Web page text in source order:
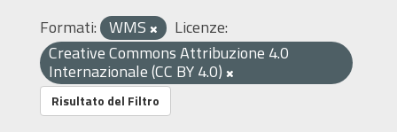
Formati: WMS
Licenze:
Creative Commons Attribuzione 4.0
Internazionale (CC BY 4.0)
Risultato del Filtro